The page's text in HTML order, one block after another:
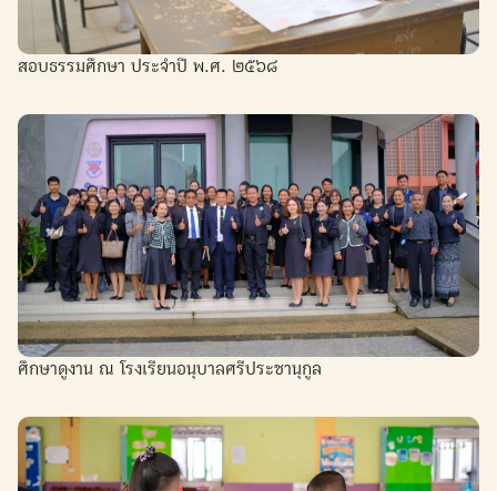
สอบธรรมศึกษา ประจำปี พ.ศ. ๒๕๖๘
ศึกษาดูงาน ณ โรงเรียนอนุบาลศรีประชานุกูล